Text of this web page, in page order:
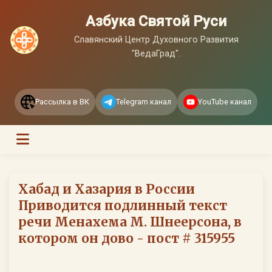
Азбука Святой Руси
Славянский Центр Духовного Развития
"ВедаГрад".
Рассылка в ВК Telegram канал YouTube канал
Хабад и Хазария в России
Приводится подлинный текст
речи Менахема М. Шнеерсона, в
котором он дово - пост # 315955